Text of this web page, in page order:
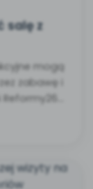
salę z
mogą
zabawę i